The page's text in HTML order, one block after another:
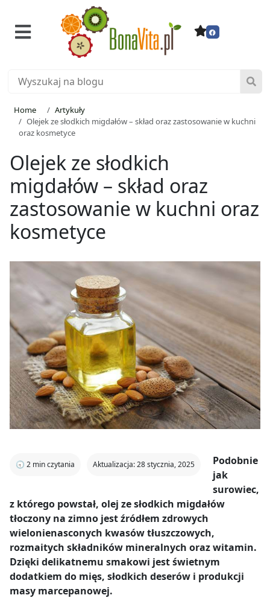
Home
Artykuły
Olejek ze słodkich migdałów – skład oraz zastosowanie w kuchni
oraz kosmetyce
Olejek ze słodkich
migdałów – skład oraz
zastosowanie w kuchni oraz
kosmetyce
🕣 2 min czytania Aktualizacja: 28 stycznia, 2025
Podobnie
jak
surowiec,
z którego powstał, olej ze słodkich migdałów
tłoczony na zimno jest źródłem zdrowych
wielonienasconych kwasów tłuszczowych,
rozmaitych składników mineralnych oraz witamin.
Dzięki delikatnemu smakowi jest świetnym
dodatkiem do mięs, słodkich deserów i produkcji
masy marcepanowej.